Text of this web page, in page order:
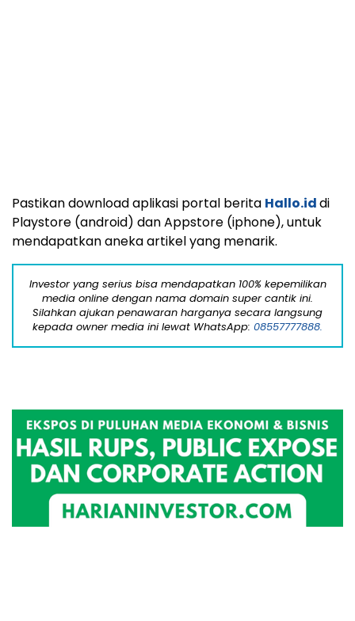
Fungus Is A Parasite, And It Dies From A
Drop Of Plain...